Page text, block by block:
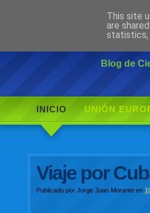
Blog de
INICIO UNIÓN
Viaje por
Publicado porJorge Juan Morante en
This site
are
statistics,